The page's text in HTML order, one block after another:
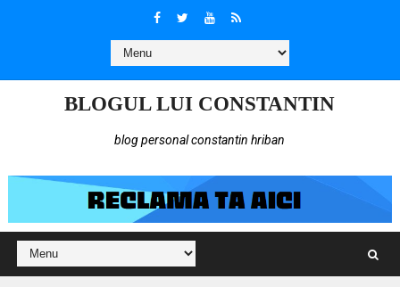
BLOGUL LUI CONSTANTIN
blog personal constantin hriban